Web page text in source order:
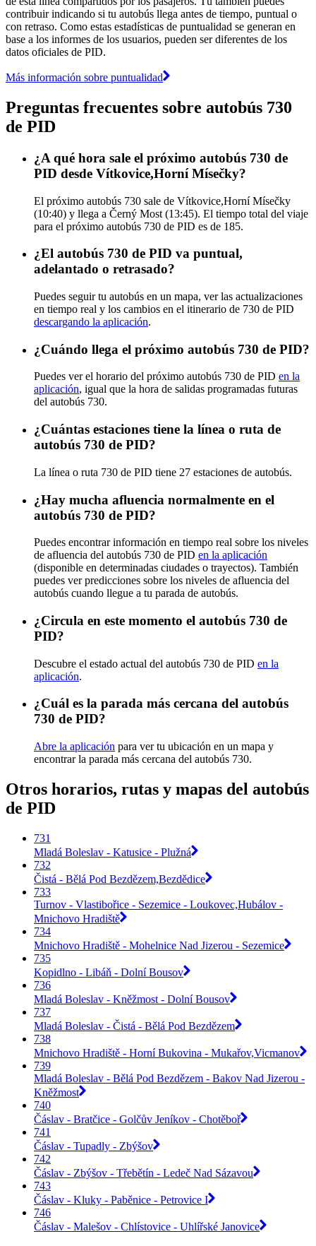
contribuir indicando si tu autobús llega antes de tiempo, puntual o
con retraso. Como estas estadísticas de puntualidad se generan en
base a los informes de los usuarios, pueden ser diferentes de los
datos oficiales de PID.
Más información sobre puntualidad
Preguntas frecuentes sobre autobús 730
de PID
¿A qué hora sale el próximo autobús 730 de
PID desde Vítkovice,Horní Mísečky?
El próximo autobús 730 sale de Vítkovice,Horní Mísečky
(10:40) y llega a Černý Most (13:45). El tiempo total del viaje
para el próximo autobús 730 de PID es de 185.
¿El autobús 730 de PID va puntual,
adelantado o retrasado?
Puedes seguir tu autobús en un mapa, ver las actualizaciones
en tiempo real y los cambios en el itinerario de 730 de PID
descargando la aplicación.
¿Cuándo llega el próximo autobús 730 de PID?
Puedes ver el horario del próximo autobús 730 de PID en la
aplicación, igual que la hora de salidas programadas futuras
del autobús 730.
¿Cuántas estaciones tiene la línea o ruta de
autobús 730 de PID?
La línea o ruta 730 de PID tiene 27 estaciones de autobús.
¿Hay mucha afluencia normalmente en el
autobús 730 de PID?
Puedes encontrar información en tiempo real sobre los niveles
de afluencia del autobús 730 de PID en la aplicación
(disponible en determinadas ciudades o trayectos). También
puedes ver predicciones sobre los niveles de afluencia del
autobús cuando llegue a tu parada de autobús.
¿Circula en este momento el autobús 730 de
PID?
Descubre el estado actual del autobús 730 de PID en la
aplicación.
¿Cuál es la parada más cercana del autobús
730 de PID?
Abre la aplicación para ver tu ubicación en un mapa y
encontrar la parada más cercana del autobús 730.
Otros horarios, rutas y mapas del autobús
de PID
731
Mladá Boleslav - Katusice - Plužná
732
Čistá - Bělá Pod Bezdězem,Bezdědice
733
Turnov - Vlastibořice - Sezemice - Loukovec,Hubálov -
Mnichovo Hradiště
734
Mnichovo Hradiště - Mohelnice Nad Jizerou - Sezemice
735
Kopidlno - Libáň - Dolní Bousov
736
Mladá Boleslav - Kněžmost - Dolní Bousov
737
Mladá Boleslav - Čistá - Bělá Pod Bezdězem
738
Mnichovo Hradiště - Horní Bukovina - Mukařov,Vicmanov
739
Mladá Boleslav - Bělá Pod Bezdězem - Bakov Nad Jizerou -
Kněžmost
740
Čáslav - Bratčice - Golčův Jeníkov - Chotěboř
741
Čáslav - Tupadly - Zbýšov
742
Čáslav - Zbýšov - Třebětín - Ledeč Nad Sázavou
743
Čáslav - Kluky - Paběnice - Petrovice I
746
Čáslav - Malešov - Chlístovice - Uhlířské Janovice